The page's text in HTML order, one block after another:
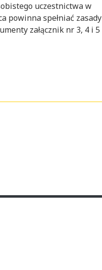
uczestnictwa w
powinna spełniać zasady
załącznik nr 3, 4 i 5